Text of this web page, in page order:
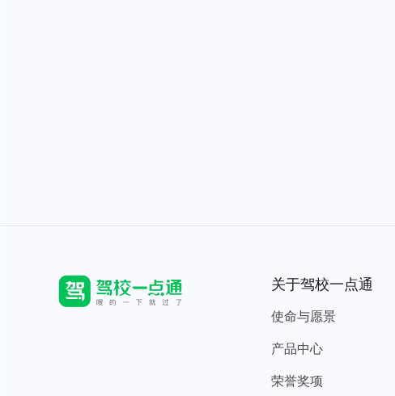
关于驾校一点通
使命与愿景
产品中心
荣誉奖项